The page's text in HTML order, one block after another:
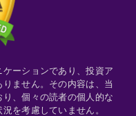
ーションであり、投資ア
ません。その内容は、当
、個々の読者の個人的な
を考慮していません。